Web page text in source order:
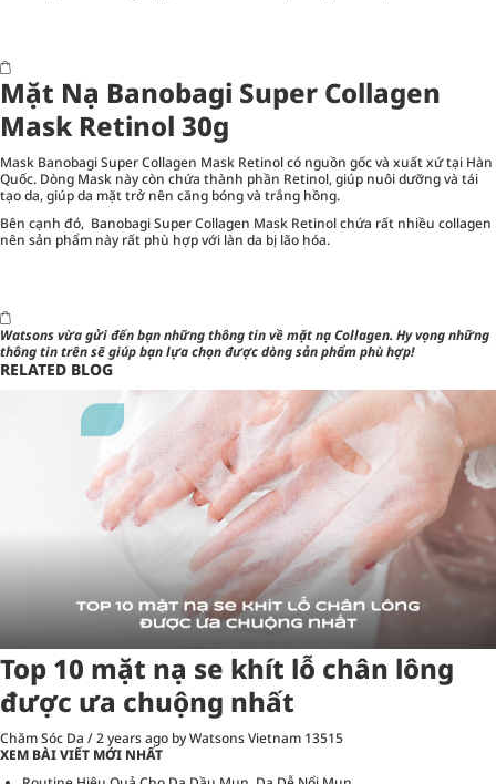
Mặt Nạ Banobagi Super Collagen
Mask Retinol 30g
Mask Banobagi Super Collagen Mask Retinol có nguồn gốc và xuất xứ tại Hàn
Quốc. Dòng Mask này còn chứa thành phần Retinol, giúp nuôi dưỡng và tái
tạo da, giúp da mặt trở nên căng bóng và trắng hồng.
Bên cạnh đó, Banobagi Super Collagen Mask Retinol chứa rất nhiều collagen
nên sản phẩm này rất phù hợp với làn da bị lão hóa.
Watsonsvừa gửi đến bạn những thông tin vềmặt nạ Collagen. Hy vọng những
thông tin trên sẽ giúp bạn lựa chọn được dòng sản phẩm phù hợp!
RELATED BLOG
Top 10 mặt nạ se khít lỗ chân lông
được ưa chuộng nhất
Chăm Sóc Da /2 years ago by Watsons Vietnam 13515
XEM BÀI VIẾT MỚI NHẤT